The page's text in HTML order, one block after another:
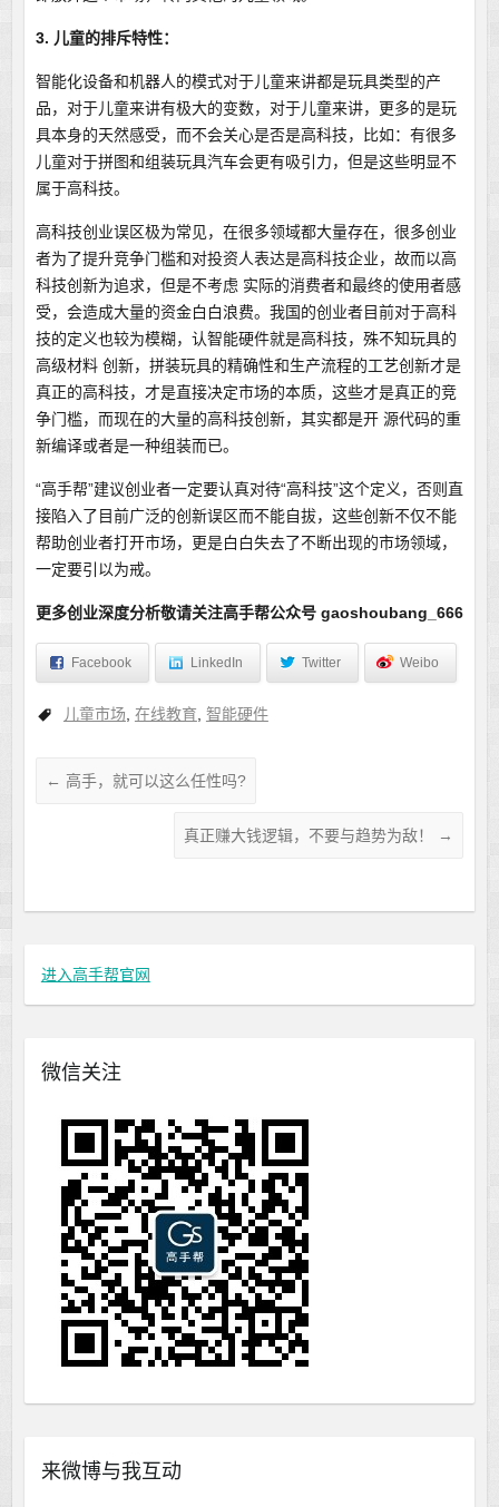
3. 儿童的排斥特性：
智能化设备和机器人的模式对于儿童来讲都是玩具类型的产
品，对于儿童来讲有极大的变数，对于儿童来讲，更多的是玩
具本身的天然感受，而不会关心是否是高科技，比如：有很多
儿童对于拼图和组装玩具汽车会更有吸引力，但是这些明显不
属于高科技。
高科技创业误区极为常见，在很多领域都大量存在，很多创业
者为了提升竞争门槛和对投资人表达是高科技企业，故而以高
科技创新为追求，但是不考虑 实际的消费者和最终的使用者感
受，会造成大量的资金白白浪费。我国的创业者目前对于高科
技的定义也较为模糊，认智能硬件就是高科技，殊不知玩具的
高级材料 创新，拼装玩具的精确性和生产流程的工艺创新才是
真正的高科技，才是直接决定市场的本质，这些才是真正的竞
争门槛，而现在的大量的高科技创新，其实都是开 源代码的重
新编译或者是一种组装而已。
“高手帮”建议创业者一定要认真对待“高科技”这个定义，否则直
接陷入了目前广泛的创新误区而不能自拔，这些创新不仅不能
帮助创业者打开市场，更是白白失去了不断出现的市场领域，
一定要引以为戒。
更多创业深度分析敬请关注高手帮公众号 gaoshoubang_666
Facebook LinkedIn Twitter Weibo
儿童市场 在线教育 智能硬件
← 高手，就可以这么任性吗?
真正赚大钱逻辑，不要与趋势为敌！ →
进入高手帮官网
微信关注
来微博与我互动